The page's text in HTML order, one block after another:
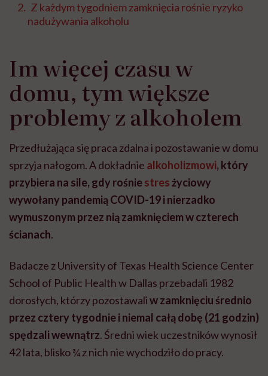
Z każdym tygodniem zamknięcia rośnie ryzyko
nadużywania alkoholu
Im więcej czasu w
domu, tym większe
problemy z alkoholem
Przedłużająca się praca zdalna i pozostawanie w domu
sprzyja nałogom. A dokładnie alkoholizmowi, który
przybiera na sile, gdy rośniestres życiowy
wywołany pandemią COVID-19 i nierzadko
wymuszonym przez nią zamknięciem w czterech
ścianach.
Badacze z University of Texas Health Science Center
School of Public Health w Dallas przebadali 1982
dorosłych, którzy pozostawaliw zamknięciu średnio
przez cztery tygodnie i niemal całą dobę (21 godzin)
spędzali wewnątrz. Średni wiek uczestników wynosił
42 lata, blisko ¾ z nich nie wychodziło do pracy.